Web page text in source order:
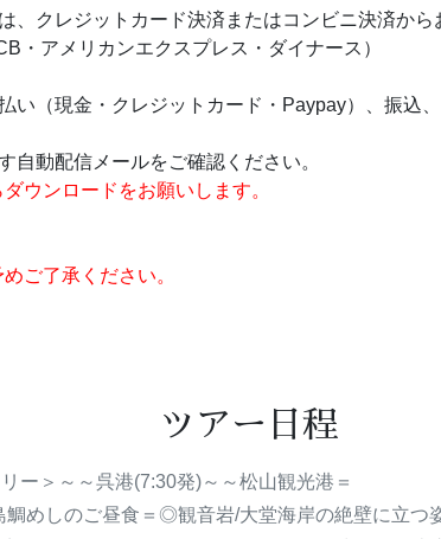
クレジットカード決済またはコンビニ決済から
・アメリカンエクスプレス・ダイナース）
（現金・クレジットカード・Paypay）、振込
自動配信メールをご確認ください。
ウンロードをお願いします。
ご了承ください。
ツアー日程
ー＞～～呉港(7:30発)～～松山観光港＝
めしのご昼食＝◎観音岩/大堂海岸の絶壁に立つ